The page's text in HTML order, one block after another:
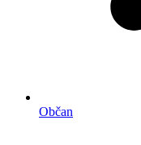
Občan